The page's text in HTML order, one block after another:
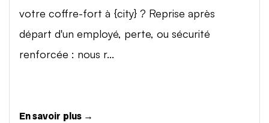
votre coffre-fort à {city} ? Reprise après
départ d'un employé, perte, ou sécurité
renforcée : nous r...
En savoir plus →